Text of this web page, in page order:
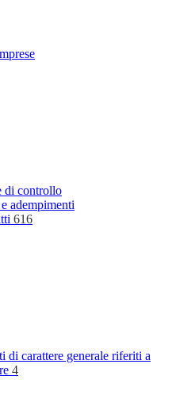
di controllo
adempimenti
616
di carattere generale riferiti a
4